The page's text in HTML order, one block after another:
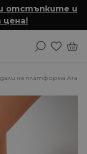
отстъпките и
цена!
на платформа